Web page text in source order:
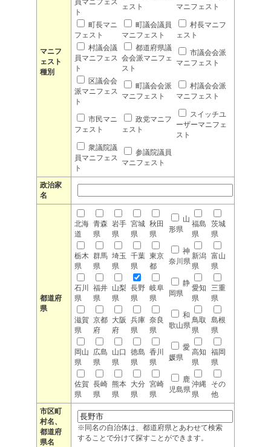
マニフ
ェスト
種別
員マニフェス
ト
ェスト
マニフェスト
町長マニ
フェスト
町議会議員
マニフェスト
村長マニフ
ェスト
村議会議
員マニフェス
ト
都道府県議
会会派マニフェ
スト
市議会会派
マニフェスト
区議会会
派マニフェス
ト
町議会会派
マニフェスト
村議会会派
マニフェスト
市民マニ
フェスト
政党マニフ
ェスト
スイッチユ
ーザーマニフェ
スト
衆議院議
員マニフェス
ト
参議院議員
マニフェスト
政治家
名
都道府
県
北海
道
青森
県
岩手
県
宮城
県
秋田
県
山
形県
福島
県
茨城
県
栃木
県
群馬
県
埼玉
県
千葉
県
東京
都
神
奈川県
新潟
県
富山
県
石川
県
福井
県
山梨
県
長野
県
岐阜
県
静
岡県
愛知
県
三重
県
滋賀
県
京都
府
大阪
府
兵庫
県
奈良
県
和
歌山県
鳥取
県
島根
県
岡山
県
広島
県
山口
県
徳島
県
香川
県
愛
媛県
高知
県
福岡
県
佐賀
県
長崎
県
熊本
県
大分
県
宮崎
県
鹿
児島県
沖縄
県
その
他
市区町
村名、
都道府
県名
※同名の自治体は、都道府県とあわせて検索
することで分けて探すことができます。